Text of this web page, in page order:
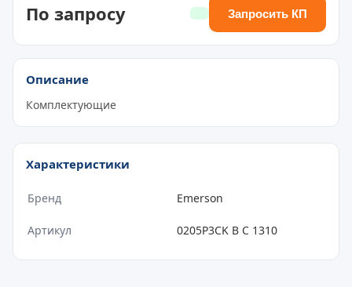
По запросу Запросить КП
Описание
Комплектующие
Характеристики
Бренд Emerson
Артикул 0205P3CK B C 1310